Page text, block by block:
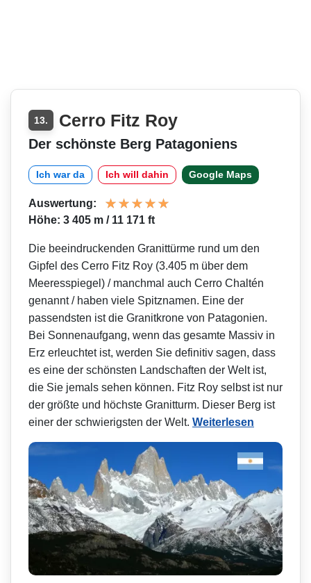
13. Cerro Fitz Roy
Der schönste Berg Patagoniens
Ich war da Ich will dahin Google Maps
Auswertung:
Höhe: 3 405 m / 11 171 ft
Die beeindruckenden Granittürme rund um den
Gipfel des Cerro Fitz Roy (3.405 m über dem
Meeresspiegel) / manchmal auch Cerro Chaltén
genannt / haben viele Spitznamen. Eine der
passendsten ist die Granitkrone von Patagonien.
Bei Sonnenaufgang, wenn das gesamte Massiv in
Erz erleuchtet ist, werden Sie definitiv sagen, dass
es eine der schönsten Landschaften der Welt ist,
die Sie jemals sehen können. Fitz Roy selbst ist nur
der größte und höchste Granitturm. Dieser Berg ist
einer der schwierigsten der Welt. Weiterlesen